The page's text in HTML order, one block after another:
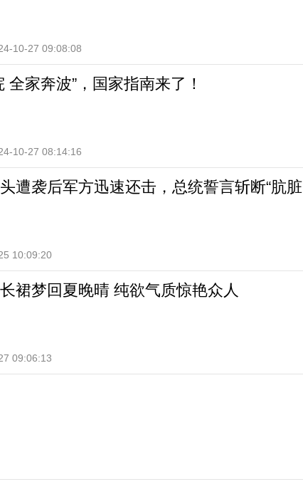
10-27 09:08:08
全家奔波”，国家指南来了！
10-27 08:14:16
遭袭后军方迅速还击，总统誓言斩断“肮脏
10:09:20
裙梦回夏晚晴 纯欲气质惊艳众人
09:06:13